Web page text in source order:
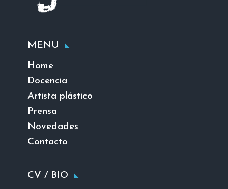
MENU
Home
Docencia
Artista plástico
Prensa
Novedades
Contacto
CV / BIO